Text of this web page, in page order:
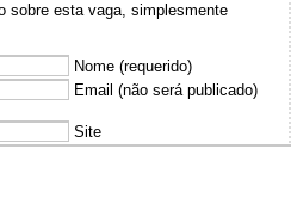
sobre esta vaga, simplesmente
Nome (requerido)
Email (não será publicado)
Site